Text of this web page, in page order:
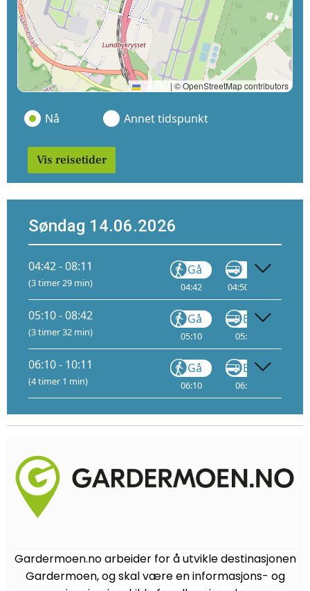
Leaflet | © OpenStreetMap contributors
Nå Annet tidspunkt
Vis reisetider
Søndag 14.06.2026
04:42 - 08:11
(3 timer 29 min)
Gå
04:42
04:50
15
05:10 - 08:42
(3 timer 32 min)
Gå
05:10
Buss
05:18
06:10 - 10:11
(4 timer 1 min)
Gå
06:10
Buss
06:18
Gardermoen.no arbeider for å utvikle destinasjonen
Gardermoen, og skal være en informasjons- og